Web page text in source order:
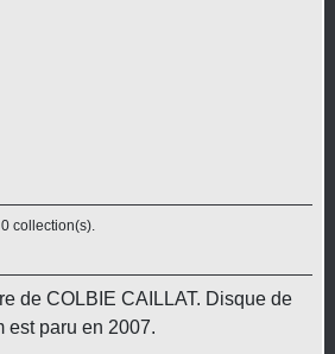
collection(s).
de COLBIE CAILLAT. Disque de
est paru en 2007.